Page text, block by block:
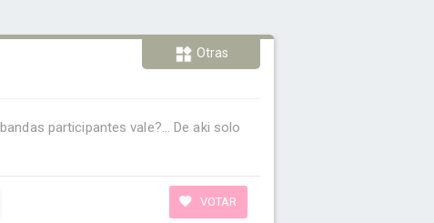
Otras
participantes vale?... De aki solo
VOTAR